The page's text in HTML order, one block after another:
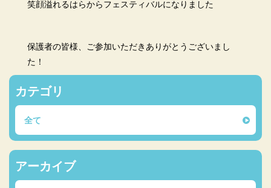
笑顔溢れるはらからフェスティバルになりました
保護者の皆様、ご参加いただきありがとうございまし
た！
カテゴリ
全て
アーカイブ